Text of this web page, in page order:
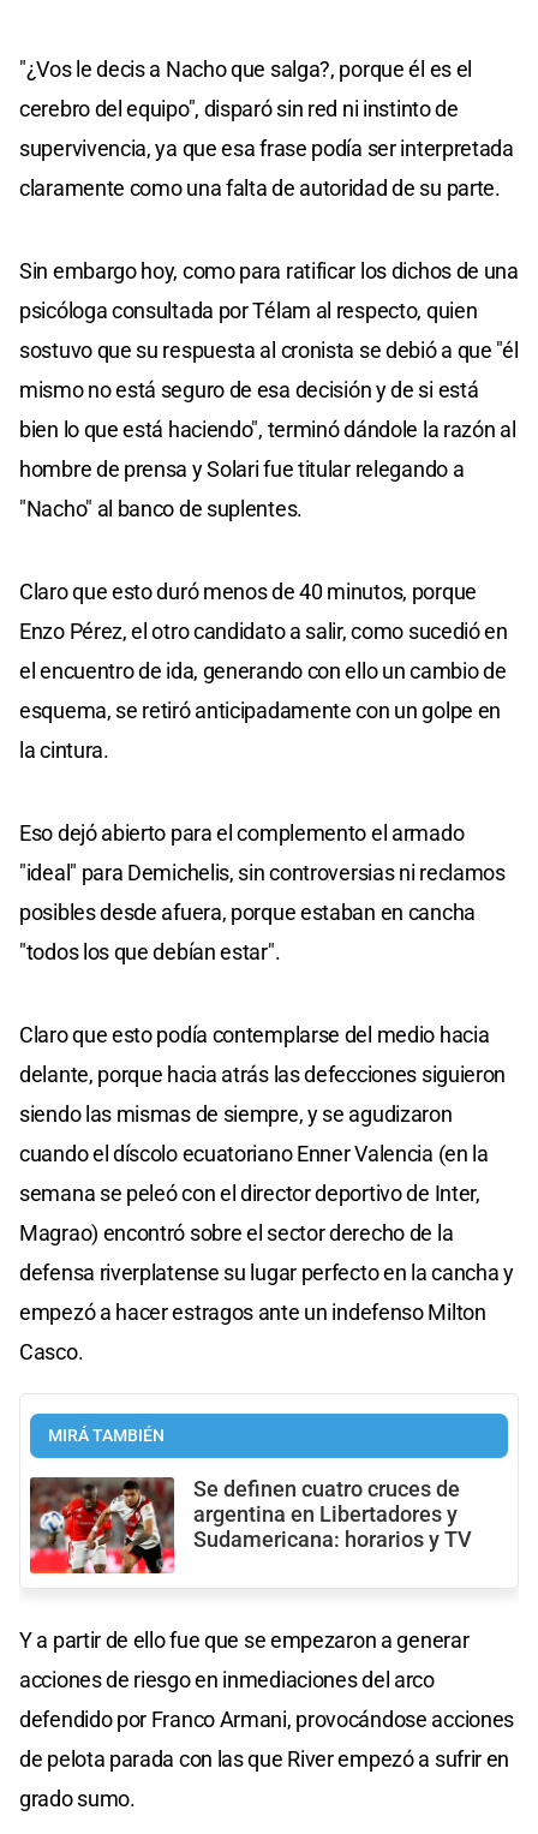
"¿Vos le decis a Nacho que salga?, porque él es el
cerebro del equipo", disparó sin red ni instinto de
supervivencia, ya que esa frase podía ser interpretada
claramente como una falta de autoridad de su parte.
Sin embargo hoy, como para ratificar los dichos de una
psicóloga consultada por Télam al respecto, quien
sostuvo que su respuesta al cronista se debió a que "él
mismo no está seguro de esa decisión y de si está
bien lo que está haciendo", terminó dándole la razón al
hombre de prensa y Solari fue titular relegando a
"Nacho" al banco de suplentes.
Claro que esto duró menos de 40 minutos, porque
Enzo Pérez, el otro candidato a salir, como sucedió en
el encuentro de ida, generando con ello un cambio de
esquema, se retiró anticipadamente con un golpe en
la cintura.
Eso dejó abierto para el complemento el armado
"ideal" para Demichelis, sin controversias ni reclamos
posibles desde afuera, porque estaban en cancha
"todos los que debían estar".
Claro que esto podía contemplarse del medio hacia
delante, porque hacia atrás las defecciones siguieron
siendo las mismas de siempre, y se agudizaron
cuando el díscolo ecuatoriano Enner Valencia (en la
semana se peleó con el director deportivo de Inter,
Magrao) encontró sobre el sector derecho de la
defensa riverplatense su lugar perfecto en la cancha y
empezó a hacer estragos ante un indefenso Milton
Casco.
MIRÁ TAMBIÉN
Se definen cuatro cruces de
argentina en Libertadores y
Sudamericana: horarios y TV
Y a partir de ello fue que se empezaron a generar
acciones de riesgo en inmediaciones del arco
defendido por Franco Armani, provocándose acciones
de pelota parada con las que River empezó a sufrir en
grado sumo.